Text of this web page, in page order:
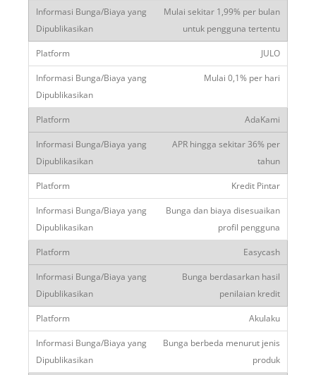
Mulai sekitar 1,99% per bulan
untuk pengguna tertentu
JULO
Mulai 0,1% per hari
AdaKami
APR hingga sekitar 36% per
tahun
Kredit Pintar
Bunga dan biaya disesuaikan
profil pengguna
Easycash
Bunga berdasarkan hasil
penilaian kredit
Akulaku
Bunga berbeda menurut jenis
produk